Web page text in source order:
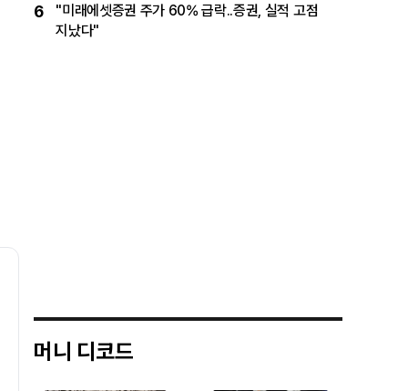
6
"미래에셋증권 주가 60% 급락..증권, 실적 고점
지났다"
머니 디코드